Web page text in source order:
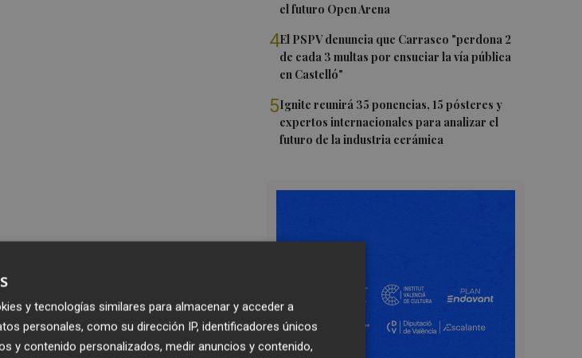
el futuro Open Arena
4El PSPV denuncia que Carrasco "perdona 2
de cada 3 multas por ensuciar la vía pública
en Castelló"
5Ignite reunirá 35 ponencias, 15 pósteres y
expertos internacionales para analizar el
futuro de la industria cerámica
y tecnologías similares para almacenar y acceder a
personales, como su dirección IP, identificadores únicos
y contenido personalizados, medir anuncios y contenido,